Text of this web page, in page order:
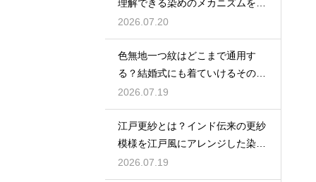
理解できる染めのメカニズムを解
説
2026.07.20
色無地一つ紋はどこまで通用す
る？結婚式にも着ていけるその格
とマナーを詳しく解説
2026.07.19
江戸更紗とは？インド伝来の更紗
模様を江戸風にアレンジした染織
品を解説
2026.07.19